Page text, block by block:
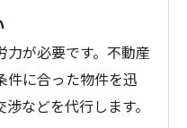
が必要です。不動産
件に合った物件を迅
などを代行します。